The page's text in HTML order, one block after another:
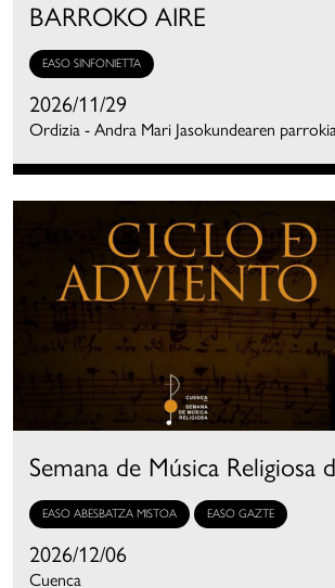
BARROKO AIRE
EASO SINFONIETTA
2026/11/29
Ordizia - Andra Mari Jasokundearen
Semana de Música Religiosa
EASO ABESBATZA MISTOA EASO GAZTE
2026/12/06
Cuenca